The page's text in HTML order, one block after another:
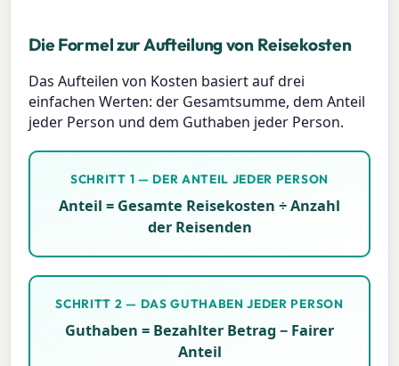
Die Formel zur Aufteilung von Reisekosten
Das Aufteilen von Kosten basiert auf drei
einfachen Werten: der Gesamtsumme, dem Anteil
jeder Person und dem Guthaben jeder Person.
SCHRITT 1 — DER ANTEIL JEDER PERSON
Anteil = Gesamte Reisekosten ÷ Anzahl
der Reisenden
SCHRITT 2 — DAS GUTHABEN JEDER PERSON
Guthaben = Bezahlter Betrag − Fairer
Anteil